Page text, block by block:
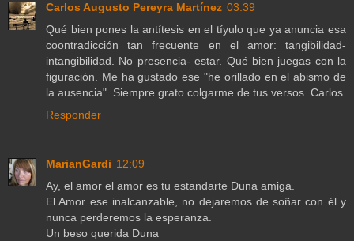
Carlos Augusto Pereyra Martínez 03:39
Qué bien pones la antítesis en el tíyulo que ya anuncia esa
coontradicción tan frecuente en el amor: tangibilidad-
intangibilidad. No presencia- estar. Qué bien juegas con la
figuración. Me ha gustado ese "he orillado en el abismo de
la ausencia". Siempre grato colgarme de tus versos. Carlos
Responder
MarianGardi 12:09
Ay, el amor el amor es tu estandarte Duna amiga.
El Amor ese inalcanzable, no dejaremos de soñar con él y
nunca perderemos la esperanza.
Un beso querida Duna